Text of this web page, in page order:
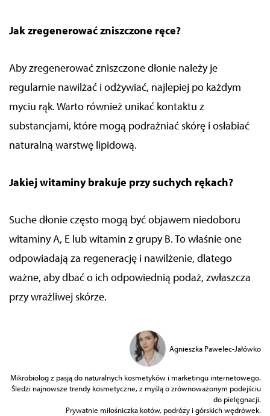
Jak zregenerować zniszczone ręce?
Aby zregenerować zniszczone dłonie należy je
regularnie nawilżać i odżywiać, najlepiej po każdym
myciu rąk. Warto również unikać kontaktu z
substancjami, które mogą podrażniać skórę i osłabiać
naturalną warstwę lipidową.
Jakiej witaminy brakuje przy suchych rękach?
Suche dłonie często mogą być objawem niedoboru
witaminy A, E lub witamin z grupy B. To właśnie one
odpowiadają za regenerację i nawilżenie, dlatego
ważne, aby dbać o ich odpowiednią podaż, zwłaszcza
przy wrażliwej skórze.
Agnieszka Pawelec-Jałówko
Mikrobiolog z pasją do naturalnych kosmetyków i marketingu internetowego.
Śledzi najnowsze trendy kosmetyczne, z myślą o zrównoważonym podejściu
do pielęgnacji.
Prywatnie miłośniczka kotów, podróży i górskich wędrówek.